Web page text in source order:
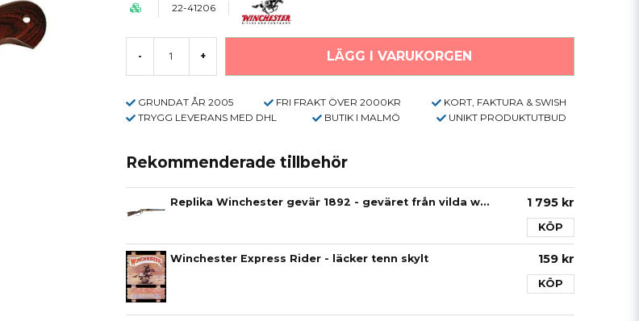
22-41206
- + LÄGG I VARUKORGEN
GRUNDAT ÅR 2005 FRI FRAKT ÖVER 2000KR
KORT, FAKTURA & SWISH
TRYGG LEVERANS MED DHL
BUTIK I MALMÖ UNIKT PRODUKTUTBUD
Rekommenderade tillbehör
Replika Winchester gevär 1892 - geväret från vilda western! (Licensfri) 1 795 kr
KÖP
Winchester Express Rider - läcker tenn skylt 159 kr
KÖP